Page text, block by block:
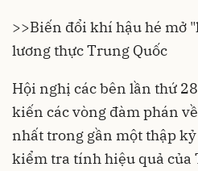
>>Biến đổi khí hậu hé mở
lương thực Trung Quốc
Hội nghị các bên lần thứ
kiến các vòng đàm phán
nhất trong gần một thập
kiểm tra tính hiệu quả của